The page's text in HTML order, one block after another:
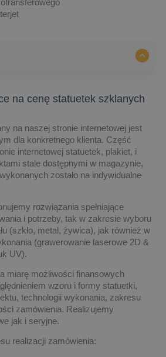
na cenę statuetek szklanych
na naszej stronie internetowej jest
dla konkretnego klienta. Część
internetowej statuetek, plakiet, i
stale dostępnymi w magazynie,
zostało na indywidualne
rozwiązania spełniające
i potrzeby, tak w zakresie wyboru
(szkło, metal, żywica), jak również w
(grawerowanie laserowe 2D &
UV).
miarę możliwości finansowych
wzoru i formy statuetki,
technologii wykonania, zakresu
zamówienia. Realizujemy
jak i seryjne.
realizacji zamówienia: